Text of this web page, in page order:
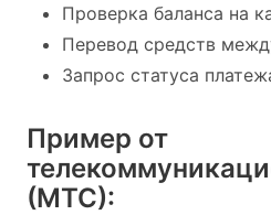
Проверка баланса на
Перевод средств
Запрос статуса
Пример от
(МТС):